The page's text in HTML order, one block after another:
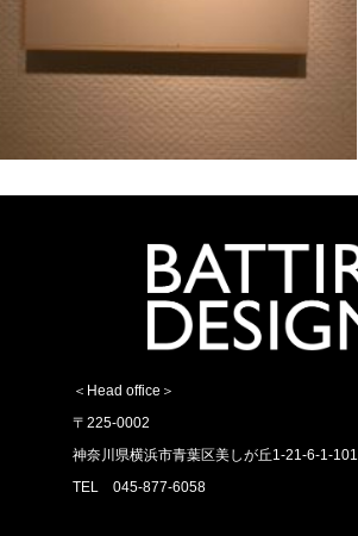
＜Head office＞
〒225-0002
神奈川県横浜市青葉区美しが丘1-21-6-1-101
TEL 045-877-6058